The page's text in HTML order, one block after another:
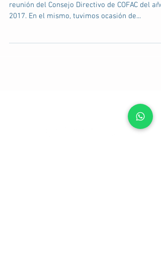
reunión del Consejo Directivo de COFAC del año
2017. En el mismo, tuvimos ocasión de...